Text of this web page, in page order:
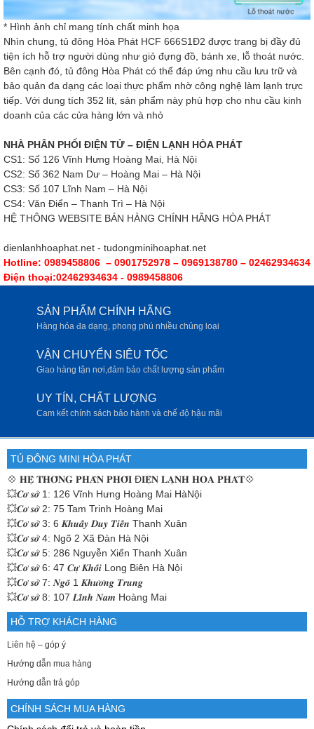
* Hình ảnh chỉ mang tính chất minh họa
Nhìn chung, tủ đông Hòa Phát HCF 666S1Đ2 được trang bị đầy đủ
tiện ích hỗ trợ người dùng như giỏ đựng đồ, bánh xe, lỗ thoát nước.
Bên cạnh đó, tủ đông Hòa Phát có thể đáp ứng nhu cầu lưu trữ và
bảo quản đa dạng các loại thực phẩm nhờ công nghệ làm lạnh trực
tiếp. Với dung tích 352 lít, sản phẩm này phù hợp cho nhu cầu kinh
doanh của các cửa hàng lớn và nhỏ
NHÀ PHÂN PHỐI ĐIỆN TỬ – ĐIỆN LẠNH HÒA PHÁT
CS1: Số 126 Vĩnh Hưng Hoàng Mai, Hà Nội
CS2: Số 362 Nam Dư – Hoàng Mai – Hà Nội
CS3: Số 107 Lĩnh Nam – Hà Nội
CS4: Văn Điển – Thanh Trì – Hà Nội
HỆ THÔNG WEBSITE BÁN HÀNG CHÍNH HÃNG HÒA PHÁT
dienlanhhoaphat.net - tudongminihoaphat.net
Hotline: 0989458806 – 0901752978 – 0969138780 – 02462934634
Điện thoại:02462934634 - 0989458806
SẢN PHẨM CHÍNH HÃNG
Hàng hóa đa dạng, phong phú nhiều chủng loại
VẬN CHUYỂN SIÊU TỐC
Giao hàng tận nơi,đảm bảo chất lượng sản phẩm
UY TÍN, CHẤT LƯỢNG
Cam kết chính sách bảo hành và chế độ hậu mãi
TỦ ĐÔNG MINI HÒA PHÁT
💠 𝐇𝐄̣̂ 𝐓𝐇𝐎̂́𝐍𝐆 𝐏𝐇𝐀̂𝐍 𝐏𝐇𝐎̂́𝐈 Đ𝐈𝐄̣̂𝐍 𝐋𝐀̣𝐍𝐇 𝐇𝐎̀𝐀 𝐏𝐇𝐀́𝐓💠
💥𝑪𝒐̛ 𝒔𝒐̛̉ 1: 126 Vĩnh Hưng Hoàng Mai HàNội
💥𝑪𝒐̛ 𝒔𝒐̛̉ 2: 75 Tam Trinh Hoàng Mai
💥𝑪𝒐̛ 𝒔𝒐̛̉ 3: 6 𝑲𝒉𝒖𝒂̂́𝒚 𝑫𝒖𝒚 𝑻𝒊𝒆̂́𝒏 Thanh Xuân
💥𝑪𝒐̛ 𝒔𝒐̛̉ 4: Ngõ 2 Xã Đàn Hà Nội
💥𝑪𝒐̛ 𝒔𝒐̛̉ 5: 286 Nguyễn Xiển Thanh Xuân
💥𝑪𝒐̛ 𝒔𝒐̛̉ 6: 47 𝑪𝒖̛̣ 𝑲𝒉𝒐̂́𝒊 Long Biên Hà Nội
💥𝑪𝒐̛ 𝒔𝒐̛̉ 7: 𝑵𝒈𝒐̃ 1 𝑲𝒉𝒖̛𝒐̛𝒏𝒈 𝑻𝒓𝒖𝒏𝒈
💥𝑪𝒐̛ 𝒔𝒐̛̉ 8: 107 𝑳𝒊̃𝒏𝒉 𝑵𝒂𝒎 Hoàng Mai
HỖ TRỢ KHÁCH HÀNG
Liên hệ – góp ý
Hướng dẫn mua hàng
Hướng dẫn trả góp
CHÍNH SÁCH MUA HÀNG